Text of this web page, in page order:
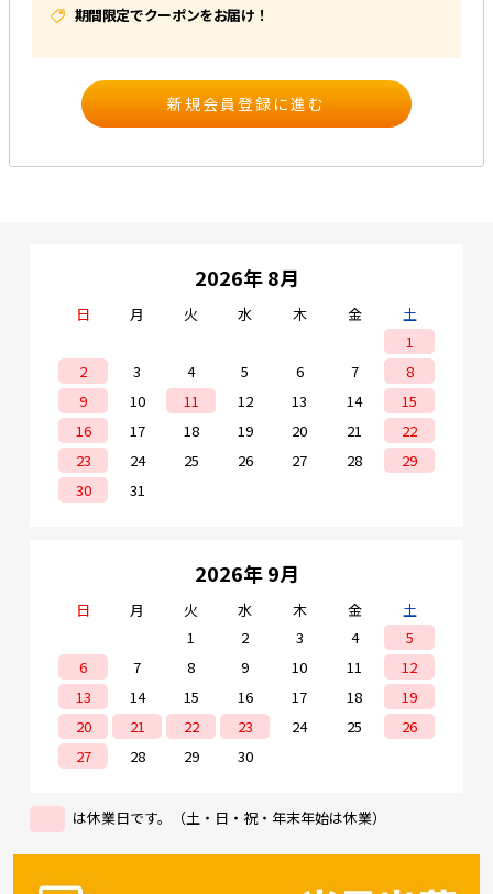
販売終了品
期間限定でクーポンをお届け！
2026年 8月
日 月 火 水 木 金
土
1
2
3 4 5 6 7
8
9
10 11 12 13 14
15
16
17 18 19 20 21
22
23
24 25 26 27 28
29
30
31
2026年 9月
日 月 火 水 木 金
土
1
2 3 4
5
6
7 8 9 10 11
12
13
14 15 16 17 18
19
20
21 22 23 24 25
26
27
28 29 30
は休業日です。（土・日・祝・年末年始は休業）